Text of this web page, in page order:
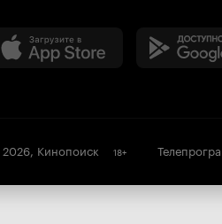
2026, Кинопоиск 18+